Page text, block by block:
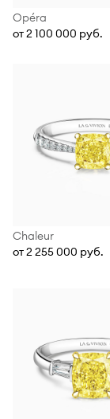
Opéra
от 2 100 000 руб.
Chaleur
от 2 255 000 руб.